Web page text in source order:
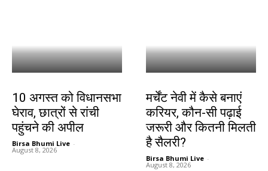
10 अगस्त को विधानसभा
घेराव, छात्रों से रांची
पहुंचने की अपील
Birsa Bhumi Live -
August 8, 2026
मर्चेंट नेवी में कैसे बनाएं
करियर, कौन-सी पढ़ाई
जरूरी और कितनी मिलती
है सैलरी?
Birsa Bhumi Live -
August 8, 2026